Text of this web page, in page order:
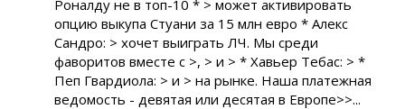
Роналду не в топ-10 * > может активировать
опцию выкупа Стуани за 15 млн евро * Алекс
Сандро: > хочет выиграть ЛЧ. Мы среди
фаворитов вместе с >, > и > * Хавьер Тебас: > *
Пеп Гвардиола: > и > на рынке. Наша платежная
ведомость - девятая или десятая в Европе>>...